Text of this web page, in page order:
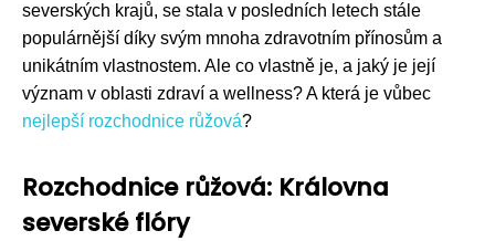
severských krajů, se stala v posledních letech stále
populárnější díky svým mnoha zdravotním přínosům a
unikátním vlastnostem. Ale co vlastně je, a jaký je její
význam v oblasti zdraví a wellness? A která je vůbec
nejlepší rozchodnice růžová?
Rozchodnice růžová: Královna
severské flóry